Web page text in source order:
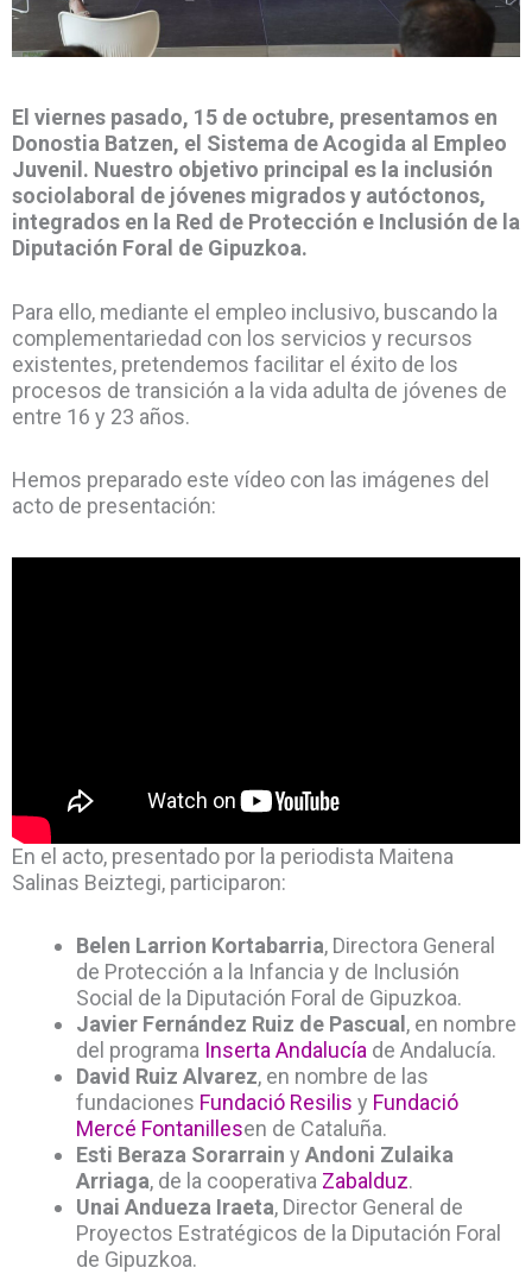
El viernes pasado, 15 de octubre, presentamos en
Donostia Batzen, el Sistema de Acogida al Empleo
Juvenil. Nuestro objetivo principal es la inclusión
sociolaboral de jóvenes migrados y autóctonos,
integrados en la Red de Protección e Inclusión de la
Diputación Foral de Gipuzkoa.
Para ello, mediante el empleo inclusivo, buscando la
complementariedad con los servicios y recursos
existentes, pretendemos facilitar el éxito de los
procesos de transición a la vida adulta de jóvenes de
entre 16 y 23 años.
Hemos preparado este vídeo con las imágenes del
acto de presentación:
En el acto, presentado por la periodista Maitena
Salinas Beiztegi, participaron:
Belen Larrion Kortabarria, Directora General
de Protección a la Infancia y de Inclusión
Social de la Diputación Foral de Gipuzkoa.
Javier Fernández Ruiz de Pascual , en nombre
del programa Inserta Andalucía de Andalucía.
David Ruiz Alvarez, en nombre de las
fundaciones Fundació Resilis y Fundació
Mercé Fontanillesen de Cataluña.
Esti Beraza Sorarrain y Andoni Zulaika
Arriaga, de la cooperativa Zabalduz.
Unai Andueza Iraeta, Director General de
Proyectos Estratégicos de la Diputación Foral
de Gipuzkoa.